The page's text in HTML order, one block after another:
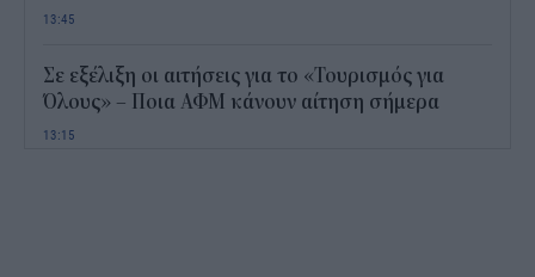
13:45
Σε εξέλιξη οι αιτήσεις για το «Τουρισμός για
Όλους» – Ποια ΑΦΜ κάνουν αίτηση σήμερα
13:15